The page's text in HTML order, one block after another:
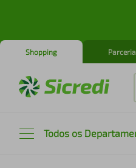
Shopping
Todos os